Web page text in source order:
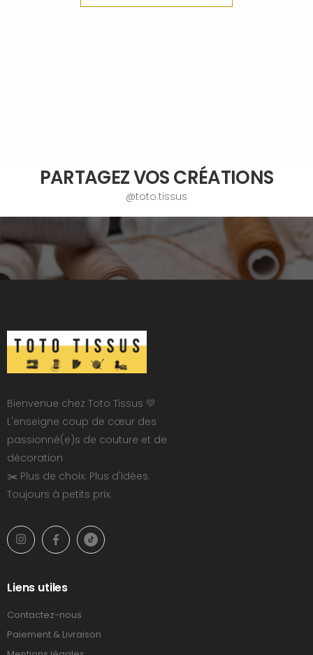
PARTAGEZ VOS CRÉATIONS
@toto.tissus
Bienvenue chez Toto Tissus 💛
L'enseigne coup de cœur des
passionné(e)s de couture et de
décoration
✂️ Plus de choix. Plus d'idées.
Toujours à petits prix.
Liens utiles
Contactez-nous
Paiement & Livraison